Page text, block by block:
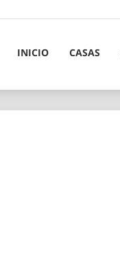
INICIO CASAS